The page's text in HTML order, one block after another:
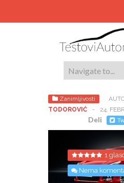
Zanimljivosti
TODOROVIĆ
- 24.
Deli
1
Nema